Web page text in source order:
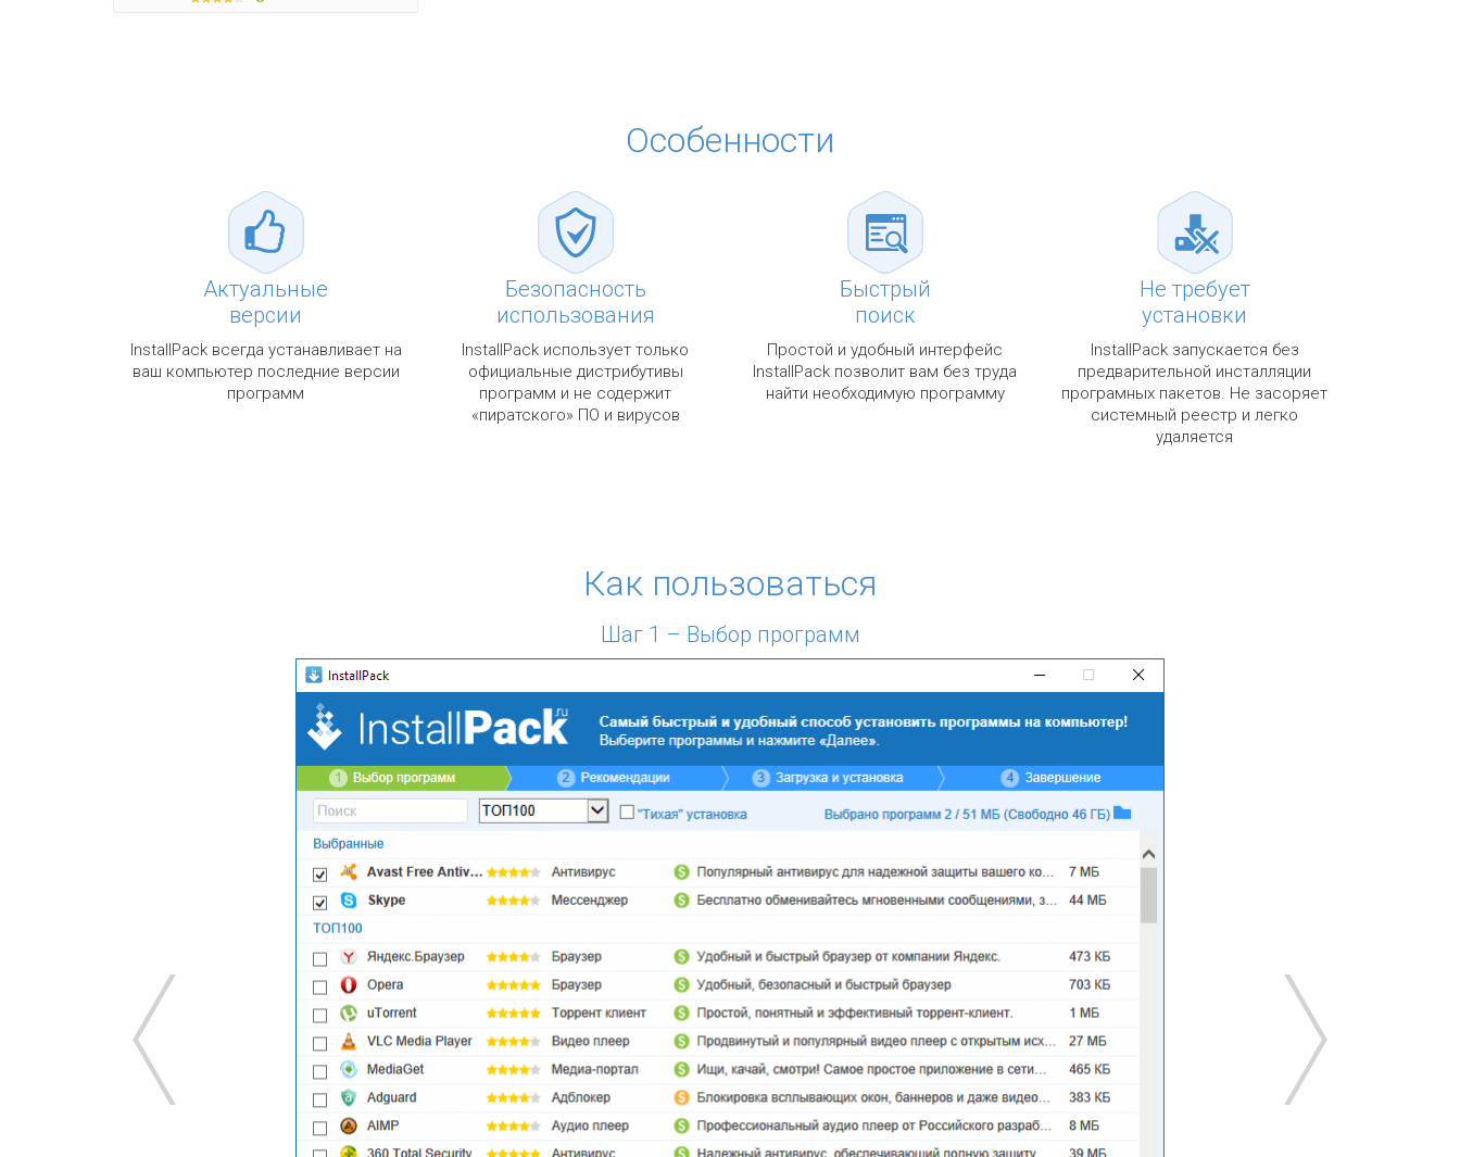
Особенности
Актуальные
версии
InstallPack всегда устанавливает на
ваш компьютер последние версии
программ
Безопасность
использования
InstallPack использует только
официальные дистрибутивы
программ и не содержит
«пиратского» ПО и вирусов
Быстрый
поиск
Простой и удобный интерфейс
InstallPack позволит вам без труда
найти необходимую программу
Не требует
установки
InstallPack запускается без
предварительной инсталляции
програмных пакетов. Не засоряет
системный реестр и легко
удаляется
Как пользоваться
Шаг 1 – Выбор программ